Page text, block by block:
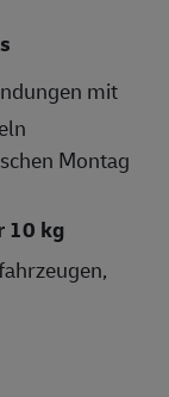
mit
Montag
10 kg